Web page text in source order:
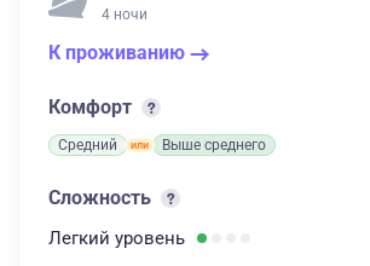
4 ночи
К проживанию
Комфорт
Средний Выше среднего
Сложность
Легкий уровень